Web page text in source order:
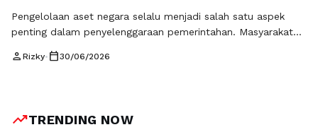
Pengelolaan aset negara selalu menjadi salah satu aspek
penting dalam penyelenggaraan pemerintahan. Masyarakat
dihasilkan oleh sebuah kementerian, tetapi juga terhadap
harus dikelola secara profesional, transparan, dan sesuai
person Rizky• calendar_today30/06/2026
trending_upTRENDING NOW